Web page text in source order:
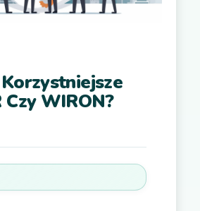
WIRON?